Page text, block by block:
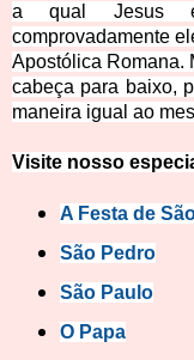
a qual Jesus
comprovadamente
Apostólica Romana.
cabeça para baixo,
maneira igual ao
Visite nosso
A Festa de
São Pedro
São Paulo
O Papa